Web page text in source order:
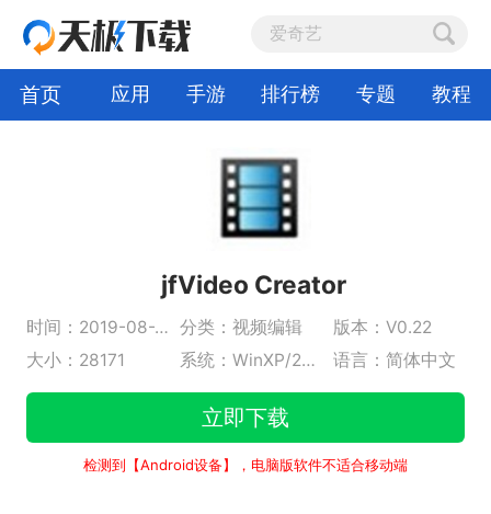
首页 应用 手游 排行榜 专题 教程
jfVideo Creator
时间：2019-08-21 分类：视频编辑
版本：V0.22
大小：28171
系统：WinXP/2000/vista/Win7/Win8/Win10 语言：简体中文
立即下载
检测到【Android设备】，电脑版软件不适合移动端